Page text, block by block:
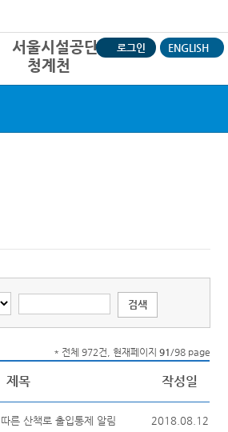
청계천
로그인 ENGLISH
* 전체 972건, 현재페이지 91/98 page
제목 작성일
른 산책로 출입통제 알림 2018.08.12